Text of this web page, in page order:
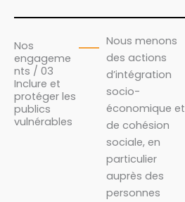
Nos
engageme
nts / 03
Inclure et
protéger les
publics
vulnérables
Nous menons
des actions
d’intégration
socio-
économique et
de cohésion
sociale, en
particulier
auprès des
personnes